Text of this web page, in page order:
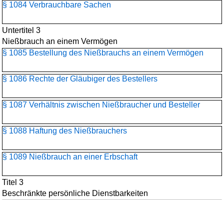
§ 1084 Verbrauchbare Sachen
Untertitel 3
Nießbrauch an einem Vermögen
§ 1085 Bestellung des Nießbrauchs an einem Vermögen
§ 1086 Rechte der Gläubiger des Bestellers
§ 1087 Verhältnis zwischen Nießbraucher und Besteller
§ 1088 Haftung des Nießbrauchers
§ 1089 Nießbrauch an einer Erbschaft
Titel 3
Beschränkte persönliche Dienstbarkeiten